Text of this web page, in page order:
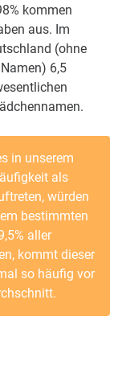
kommen
aus. Im
(ohne
6,5
in unserem
als
würden
bestimmten
aller
kommt dieser
so häufig vor